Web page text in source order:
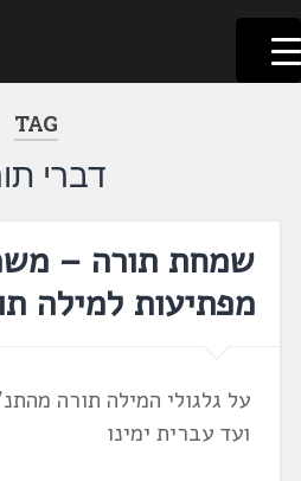
דלג
לתוכן
לשוניאדה
עברית. לשון. שפה
TAG
דברי
שמחת תורה –
מפתיעות למילה
על גלגולי המילה תורה
ועד עברית ימינו